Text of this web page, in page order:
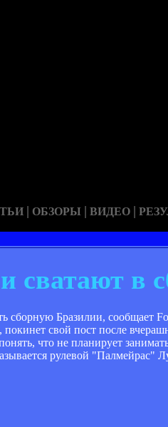
| ОБЗОРЫ | ВИДЕО |
сватают в
Бразилии, сообщает
свой пост после
что не планирует
рулевой